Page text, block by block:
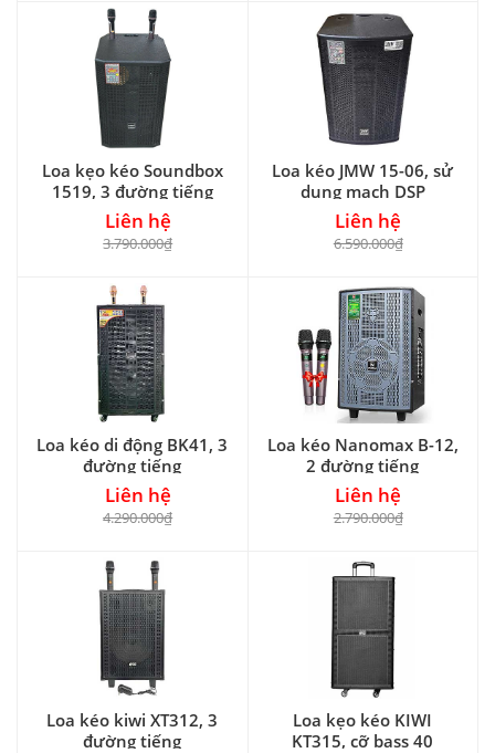
Loa kẹo kéo Soundbox
1519, 3 đường tiếng
Liên hệ
3.790.000₫
Loa kéo JMW 15-06, sử
dụng mạch DSP
Liên hệ
6.590.000₫
Loa kéo di động BK41, 3
đường tiếng
Liên hệ
4.290.000₫
Loa kéo Nanomax B-12,
2 đường tiếng
Liên hệ
2.790.000₫
Loa kéo kiwi XT312, 3
đường tiếng
Loa kẹo kéo KIWI
KT315, cỡ bass 40